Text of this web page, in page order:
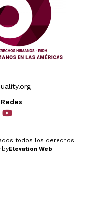
social
todos los derechos.
byElevation Web